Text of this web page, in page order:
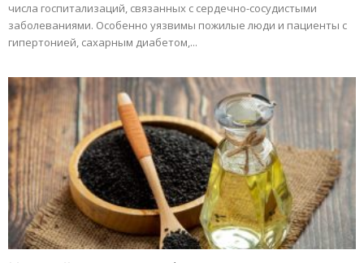
числа госпитализаций, связанных с сердечно-сосудистыми
заболеваниями. Особенно уязвимы пожилые люди и пациенты с
гипертонией, сахарным диабетом,...